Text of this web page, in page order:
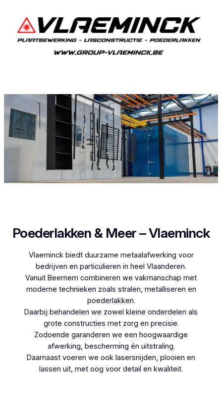
Poederlakken & Meer – Vlaeminck
Vlaeminck biedt duurzame metaalafwerking voor
bedrijven en particulieren in heel Vlaanderen.
Vanuit Beernem combineren we vakmanschap met
moderne technieken zoals stralen, metalliseren en
poederlakken.
Daarbij behandelen we zowel kleine onderdelen als
grote constructies met zorg en precisie.
Zodoende garanderen we een hoogwaardige
afwerking, bescherming én uitstraling.
Daarnaast voeren we ook lasersnijden, plooien en
lassen uit, met oog voor detail en kwaliteit.